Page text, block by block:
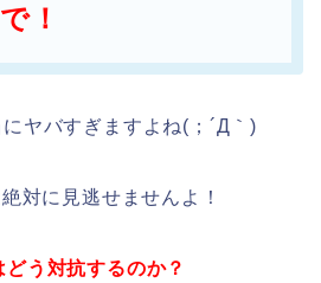
！
ヤバすぎますよね(；´Д｀)
対に見逃せませんよ！
う対抗するのか？